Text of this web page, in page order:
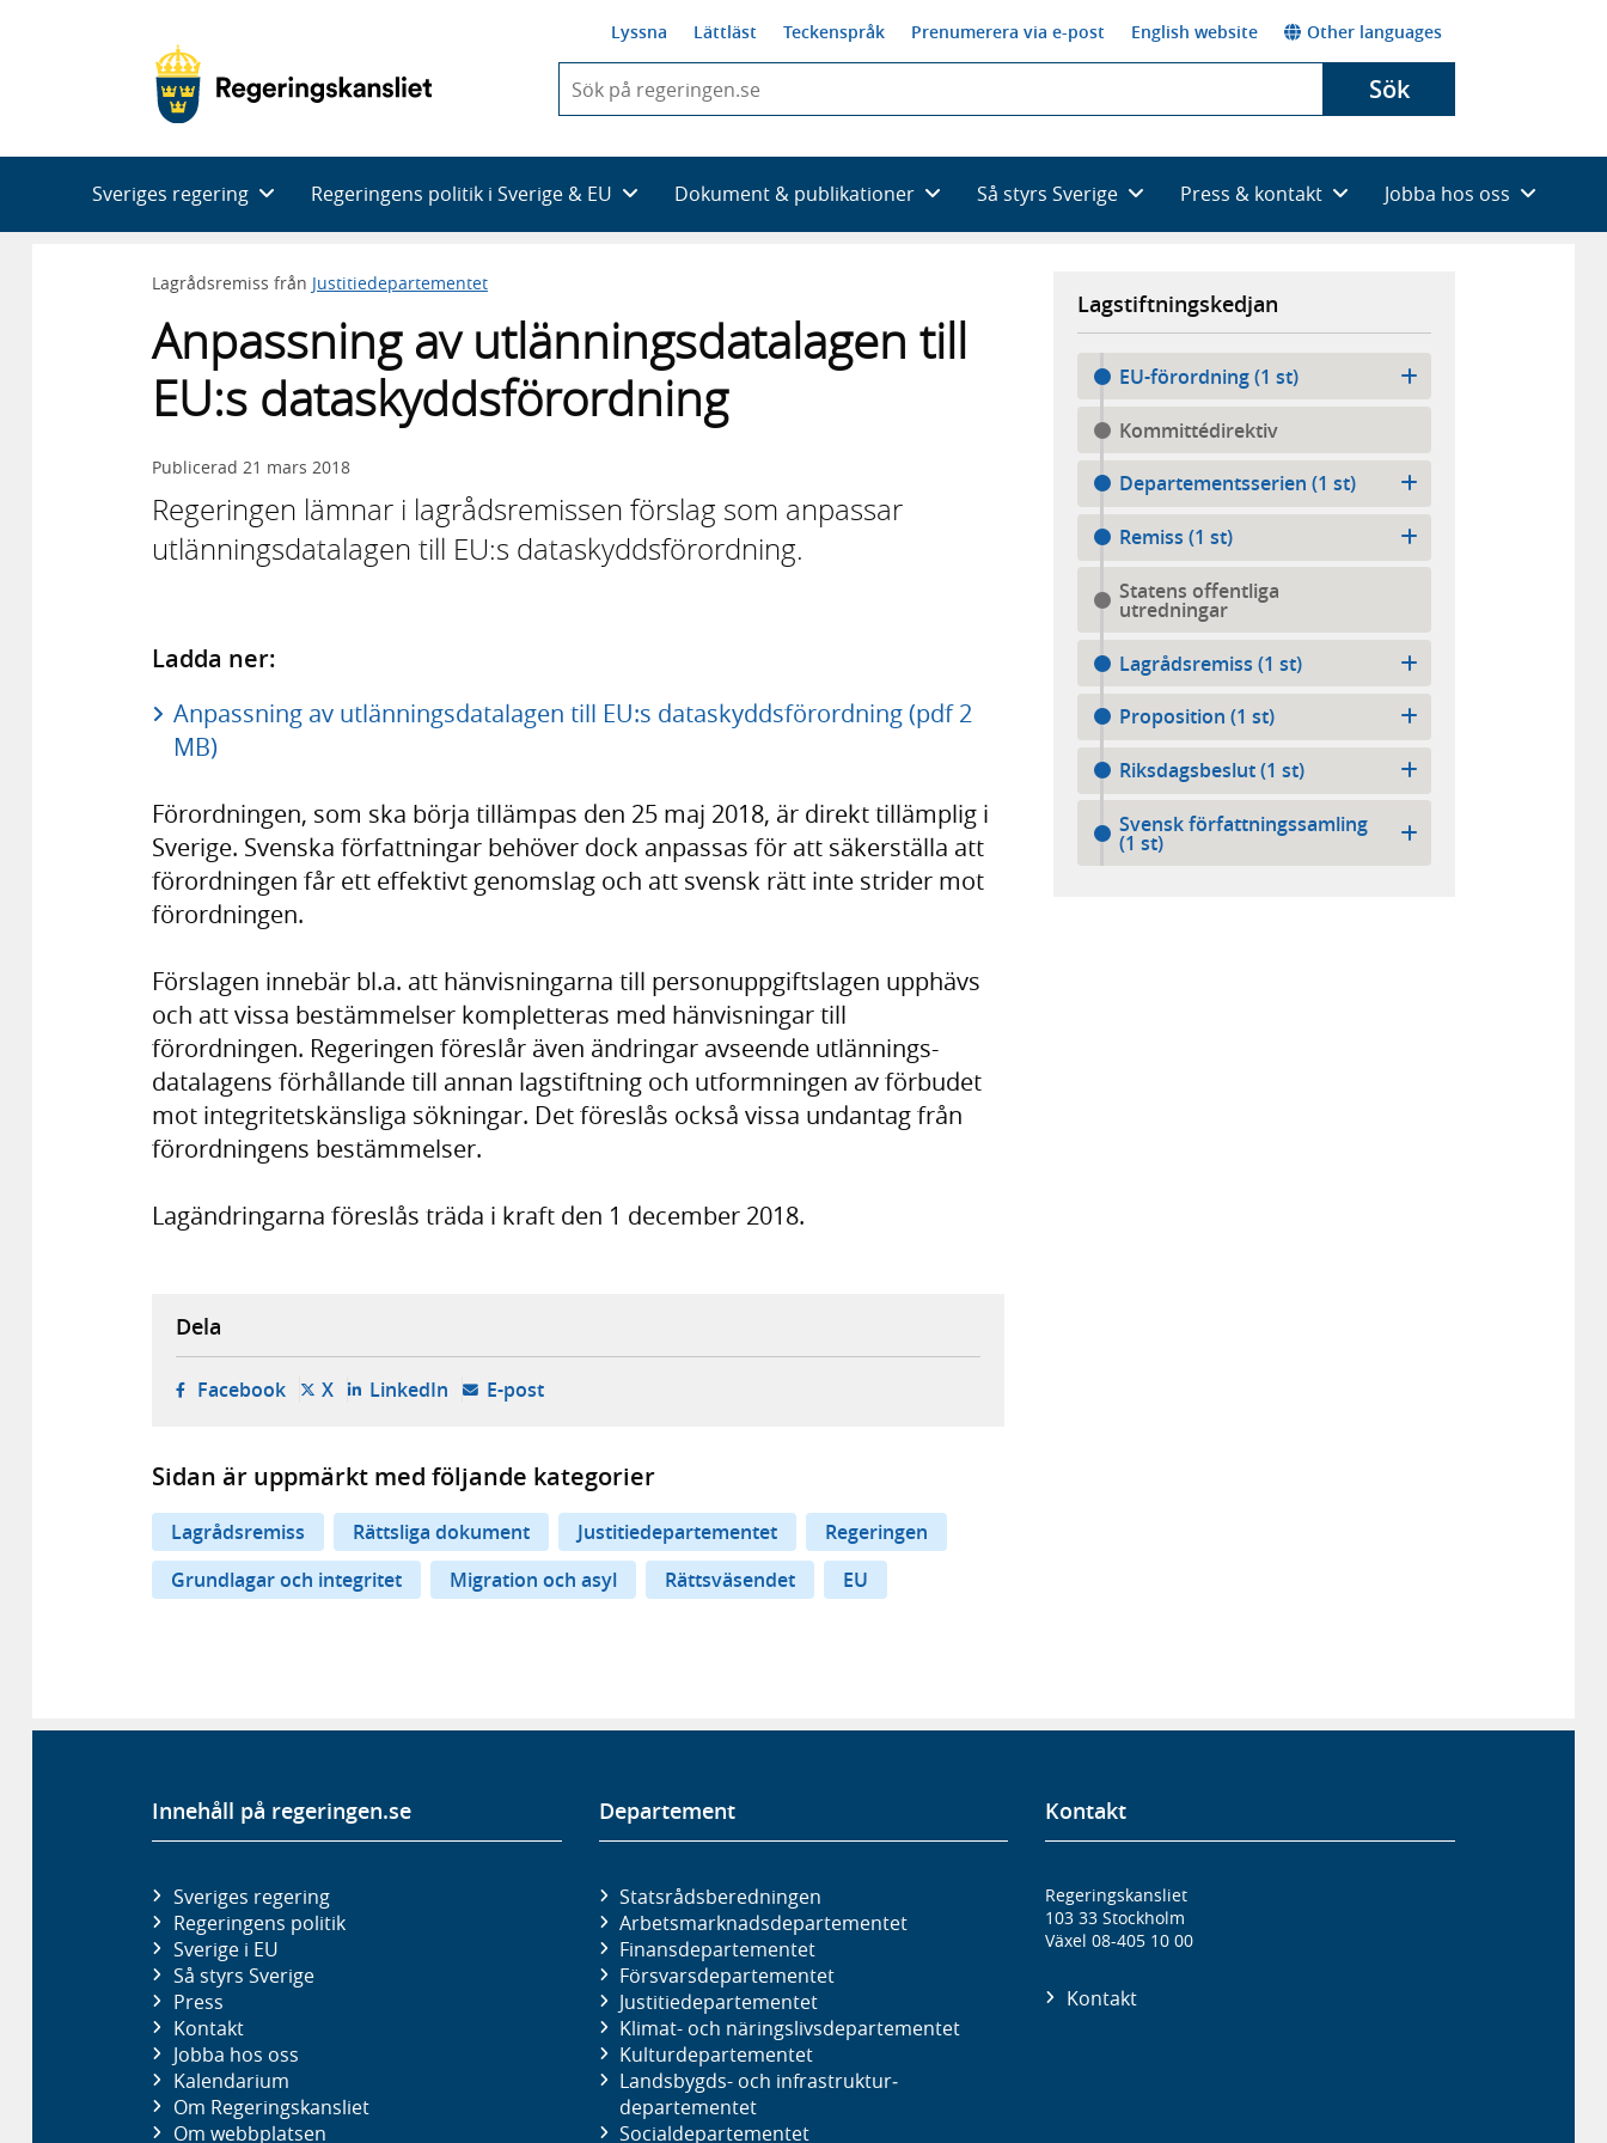
Lyssna Lättläst Teckenspråk Prenumerera via e-post English website Other languages
du
skriva
framträder
en
Sök
Sveriges regering Regeringens politik i Sverige & EU Dokument & publikationer Så styrs Sverige Press & kontakt Jobba hos oss
Lagrådsremiss från Justitiedepartementet
Anpassning av utlänningsdatalagen till
EU:s dataskyddsförordning
Publicerad 21 mars 2018
Regeringen lämnar i lagrådsremissen förslag som anpassar
utlänningsdatalagen till EU:s dataskyddsförordning.
Ladda ner:
Anpassning av utlänningsdatalagen till EU:s dataskyddsförordning (pdf 2
MB)
Förordningen, som ska börja tillämpas den 25 maj 2018, är direkt tillämplig i
Sverige. Svenska författningar behöver dock anpassas för att säkerställa att
förordningen får ett effektivt genomslag och att svensk rätt inte strider mot
förordningen.
Förslagen innebär bl.a. att hänvisningarna till personuppgiftslagen upphävs
och att vissa bestämmelser kompletteras med hänvisningar till
förordningen. Regeringen föreslår även ändringar avseende utlännings-
datalagens förhållande till annan lagstiftning och utformningen av förbudet
mot integritetskänsliga sökningar. Det föreslås också vissa undantag från
förordningens bestämmelser.
Lagändringarna föreslås träda i kraft den 1 december 2018.
Lagstiftningskedjan
EU-förordning (1 st)
Kommittédirektiv
Departementsserien (1 st)
Remiss (1 st)
Statens offentliga
utredningar
Lagrådsremiss (1 st)
Proposition (1 st)
Riksdagsbeslut (1 st)
Svensk författningssamling
(1 st)
Dela
Facebook- öppnas i ny flik, extern webbplats,
X- öppnas i ny flik, extern webbplats,
LinkedIn- öppnas i ny flik, extern webbplats,
E-post- öppnar din e-postklient,
Sidan är uppmärkt med följande kategorier
Lagrådsremiss Rättsliga dokument Justitiedepartementet
Regeringen
Grundlagar och integritet
Migration och asyl Rättsväsendet EU
Innehåll på regeringen.se
Sveriges regering
Regeringens politik
Sverige i EU
Så styrs Sverige
Press
Kontakt
Jobba hos oss
Kalendarium
Om Regeringskansliet
Om webbplatsen
Departement
Statsrådsberedningen
Arbetsmarknads­departementet
Finans­departementet
Försvars­departementet
Justitie­departementet
Klimat- och näringslivs­departementet
Kultur­departementet
Landsbygds- och infrastruktur­
departementet
Social­departementet
Kontakt
Regeringskansliet
103 33 Stockholm
Växel 08-405 10 00
Kontakt